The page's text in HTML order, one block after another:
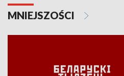
MNIEJSZOŚCI